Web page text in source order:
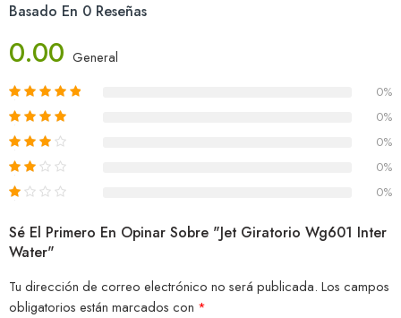
Basado En 0 Reseñas
0.00 General
0%
0%
0%
0%
0%
Sé El Primero En Opinar Sobre "Jet Giratorio Wg601 Inter
Water"
Tu dirección de correo electrónico no será publicada. Los campos
obligatorios están marcados con *